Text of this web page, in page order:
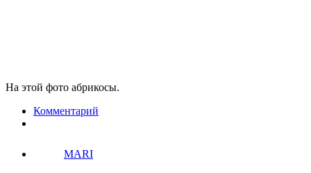
На этой фото абрикосы.
Комментарий
MARI